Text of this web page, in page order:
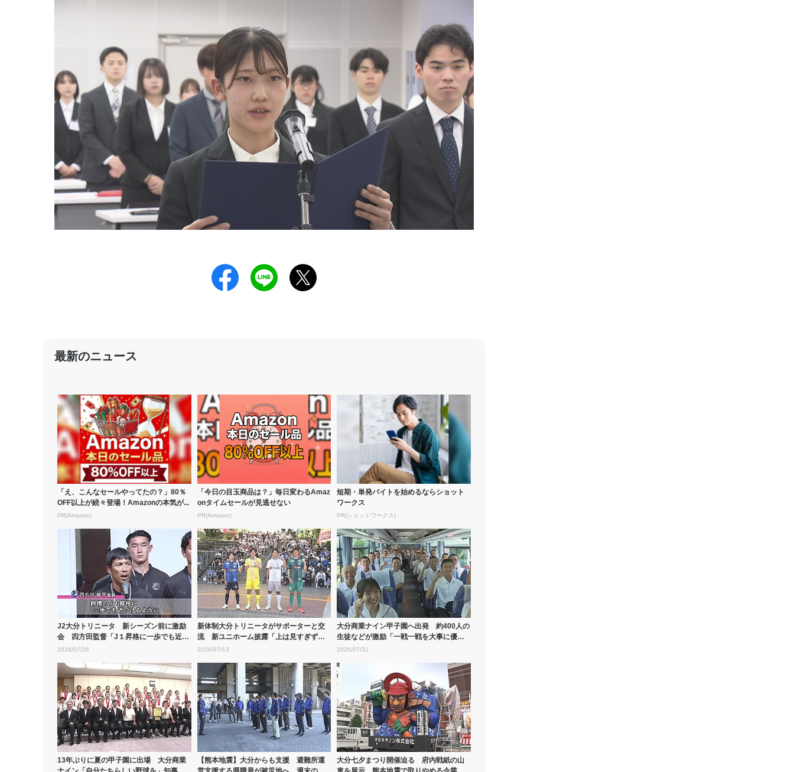
最新のニュース
「え、こんなセールやってたの？」80％
OFF以上が続々登場！Amazonの本気が...
PR(Amazon)
「今日の目玉商品は？」毎日変わるAmaz
onタイムセールが見逃せない
PR(Amazon)
短期・単発バイトを始めるならショット
ワークス
PR(ショットワークス)
J2大分トリニータ 新シーズン前に激励
会 四方田監督「J１昇格に一歩でも近づ
ける...
2026/07/26
新体制大分トリニータがサポーターと交
流 新ユニホーム披露「上は見すぎずに
一歩一歩...
2026/07/13
大分商業ナイン甲子園へ出発 約400人の
生徒などが激励「一戦一戦を大事に優勝
をつ...
2026/07/31
13年ぶりに夏の甲子園に出場 大分商業
【熊本地震】大分からも支援 避難所運
大分七夕まつり開催迫る 府内戦紙の山